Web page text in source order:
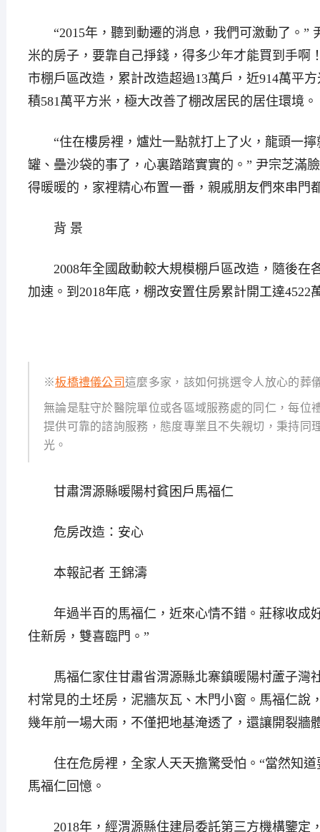
“2015年，聽到動遷的消息，我們可激動了。”
米的房子，要靠自己掙錢，得多少年才能買到手啊
市棚戶區改造，累計改造超過13萬戶，近914萬平
積581萬平方米，極大改善了棚改居民的居住環境。
“住在樓房裡，爐灶一點就打上了火，龍頭一擰
罐、壘沙袋的事了，心裏踏踏實實的。” 尹宗芝滿
得暖暖的，家裡精心布置一番，親戚朋友們來串門
背 景
2008年全國啟動較大規模棚戶區改造，隨後在
加速。到2018年底，棚改安置住房累計開工達4522
※板橋禮儀公司這麼多家，該如何挑選令人放心的葬
無論是駐守於醫院單位或各區域服務處的同仁，每位
提供可靠的諮詢服務，態度專業且不失親切，秉持同
光。
甘肅渭源縣暖陽村貧困戶馬福仁
危房改造：安心
本報記者 王錦濤
年過半百的馬福仁，近來心情不錯。莊稼收成
住新房，雙喜臨門。”
馬福仁家住甘肅省渭源縣北寨鎮暖陽村蘆子灣
村常見的土坯房，泥牆灰瓦、木門小窗。馬福仁說
幾年前一場大雨，不僅把地基淹透了，還讓開裂牆
住在危房裡，全家人天天擔驚受怕。“當然知道
馬福仁回憶。
2018年，經渭源縣住建局委託第三方機構鑒定